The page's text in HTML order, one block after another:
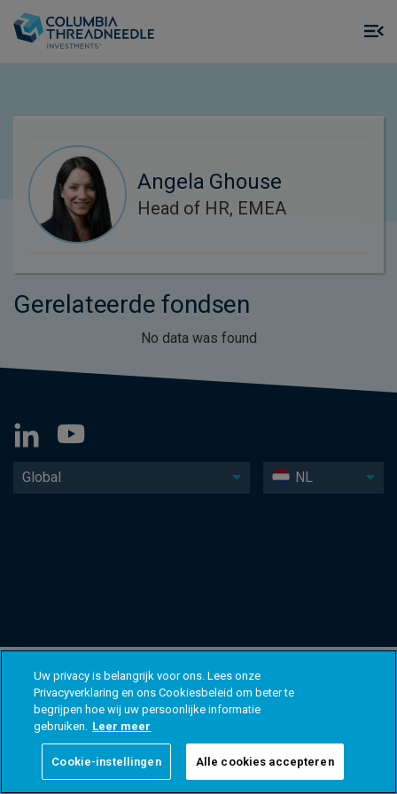
Angela Ghouse
Head of HR, EMEA
Gerelateerde fondsen
No data was found
Global NL
Uw privacy is belangrijk voor ons. Lees onze
Privacyverklaring en ons Cookiesbeleid om beter te
begrijpen hoe wij uw persoonlijke informatie
gebruiken. Leer meer
Cookie-instellingen Alle cookies accepteren